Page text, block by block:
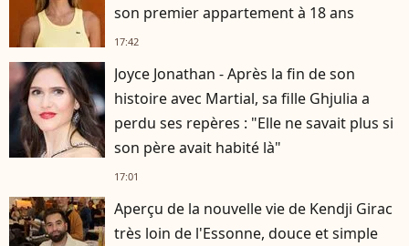
son premier appartement à 18 ans
17:42
Joyce Jonathan - Après la fin de son
histoire avec Martial, sa fille Ghjulia a
perdu ses repères : "Elle ne savait plus si
son père avait habité là"
17:01
Aperçu de la nouvelle vie de Kendji Girac
très loin de l'Essonne, douce et simple